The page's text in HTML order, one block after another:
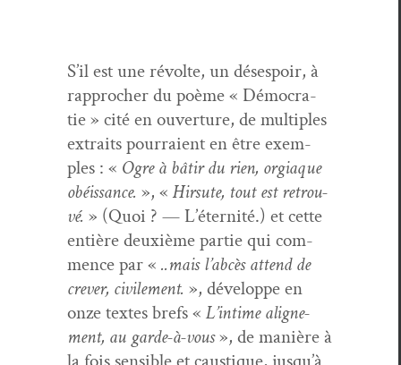
S’il est une révolte, un dés­espoir, à
rap­procher du poème « Démoc­ra­
tie » cité en ouver­ture, de mul­ti­ples
extraits pour­raient en être exem­
ples : « Ogre à bâtir du rien, orgiaque
obéis­sance. », « Hir­sute, tout est retrou­
vé. » (Quoi ? — L’é­ter­nité.) et cette
entière deux­ième par­tie qui com­
mence par « ..mais l’abcès attend de
crev­er, civile­ment. », développe en
onze textes brefs « L’in­time aligne­
ment, au garde-à-vous», de manière à